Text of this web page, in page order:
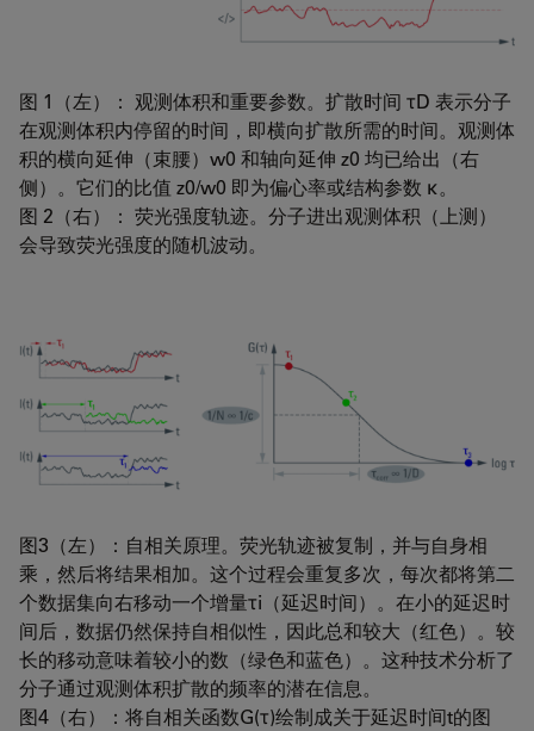
图 1（左）： 观测体积和重要参数。扩散时间 τD 表示分子
在观测体积内停留的时间，即横向扩散所需的时间。观测体
积的横向延伸（束腰）w0 和轴向延伸 z0 均已给出（右
侧）。它们的比值 z0/w0 即为偏心率或结构参数 κ。
图 2（右）： 荧光强度轨迹。分子进出观测体积（上测）
会导致荧光强度的随机波动。
图3（左）：自相关原理。荧光轨迹被复制，并与自身相
乘，然后将结果相加。这个过程会重复多次，每次都将第二
个数据集向右移动一个增量τi（延迟时间）。在小的延迟时
间后，数据仍然保持自相似性，因此总和较大（红色）。较
长的移动意味着较小的数（绿色和蓝色）。这种技术分析了
分子通过观测体积扩散的频率的潜在信息。
图4（右）：将自相关函数G(τ)绘制成关于延迟时间t的图